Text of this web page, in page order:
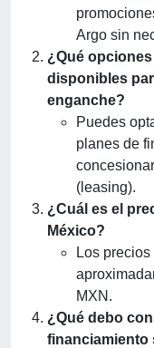
Argo sin
¿Qué
disponibles
enganche?
Puedes
planes de
(leasing).
¿Cuál es el
México?
Los
MXN.
¿Qué debo
financiamiento